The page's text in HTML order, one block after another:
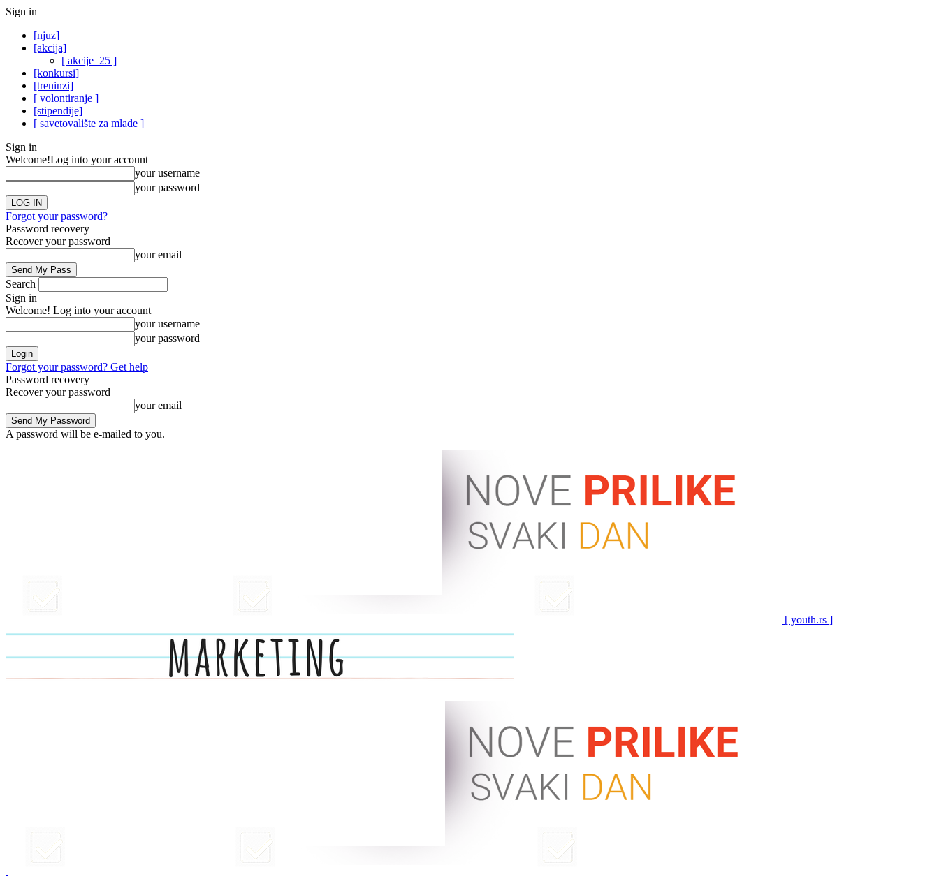
Sign in
[njuz]
[akcija]
[ akcije_25 ]
[konkursi]
[treninzi]
[ volontiranje ]
[stipendije]
[ savetovalište za mlade ]
Sign in
Welcome!Log into your account
your username
your password
Forgot your password?
Password recovery
Recover your password
your email
Search
Sign in
Welcome! Log into your account
your username
your password
Forgot your password? Get help
Password recovery
Recover your password
your email
A password will be e-mailed to you.
[ youth.rs ]